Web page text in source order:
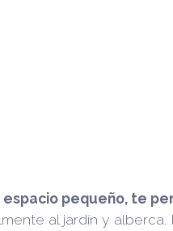
espacio pequeño, te
al jardín y alberca.